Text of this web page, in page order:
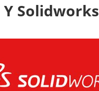
Solidworks